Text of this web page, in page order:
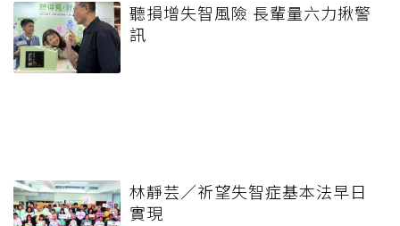
聽損增失智風險 長輩量六力揪警
訊
林靜芸／祈望失智症基本法早日
實現